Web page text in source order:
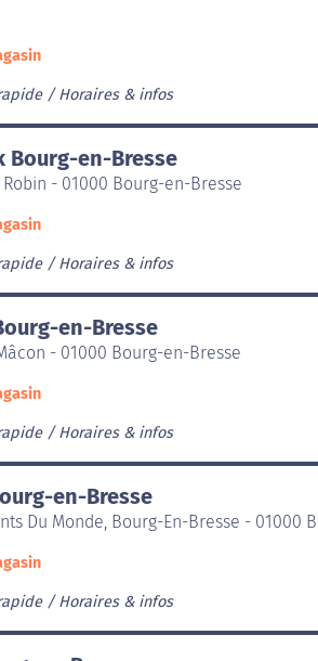
Horaires & infos
Bourg-en-Bresse
Robin - 01000 Bourg-en-Bresse
Horaires & infos
en-Bresse
- 01000 Bourg-en-Bresse
Horaires & infos
en-Bresse
Du Monde, Bourg-En-Bresse - 01000
Horaires & infos